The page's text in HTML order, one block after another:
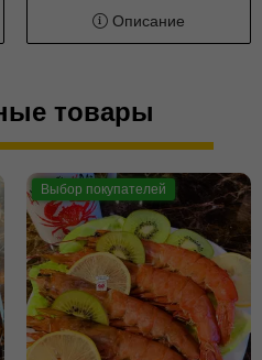
Описание
товары
Выбор покупателей